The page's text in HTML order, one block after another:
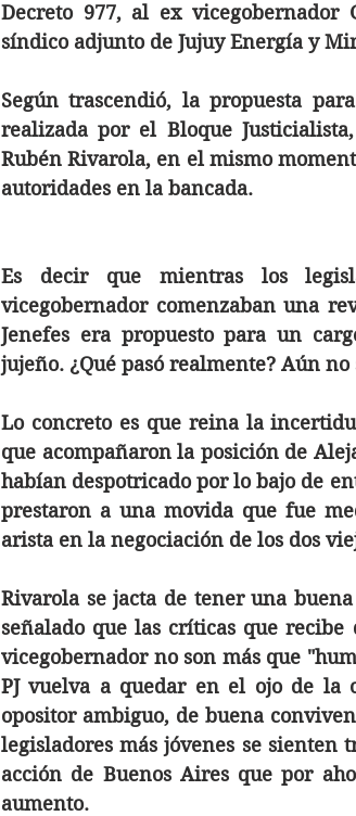
Decreto 977, al ex vicegobernador
síndico adjunto de Jujuy Energía y
Según trascendió, la propuesta
realizada por el Bloque
Rubén Rivarola, en el mismo
autoridades en la bancada.
Es decir que mientras los
vicegobernador comenzaban una
Jenefes era propuesto para un
jujeño. ¿Qué pasó realmente? Aún no
Lo concreto es que reina la
que acompañaron la posición de
habían despotricado por lo bajo de
prestaron a una movida que fue
arista en la negociación de los dos
Rivarola se jacta de tener una
señalado que las críticas que
vicegobernador no son más que
PJ vuelva a quedar en el ojo de
opositor ambiguo, de buena
legisladores más jóvenes se sienten
acción de Buenos Aires que por
aumento.